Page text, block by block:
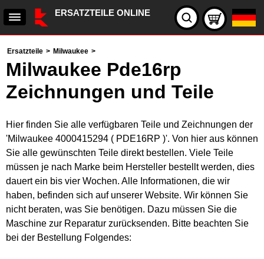
ERSATZTEILE ONLINE
Ersatzteile > Milwaukee >
Milwaukee Pde16rp
Zeichnungen und Teile
Hier finden Sie alle verfügbaren Teile und Zeichnungen der
'Milwaukee 4000415294 ( PDE16RP )'. Von hier aus können
Sie alle gewünschten Teile direkt bestellen. Viele Teile
müssen je nach Marke beim Hersteller bestellt werden, dies
dauert ein bis vier Wochen. Alle Informationen, die wir
haben, befinden sich auf unserer Website. Wir können Sie
nicht beraten, was Sie benötigen. Dazu müssen Sie die
Maschine zur Reparatur zurücksenden. Bitte beachten Sie
bei der Bestellung Folgendes: